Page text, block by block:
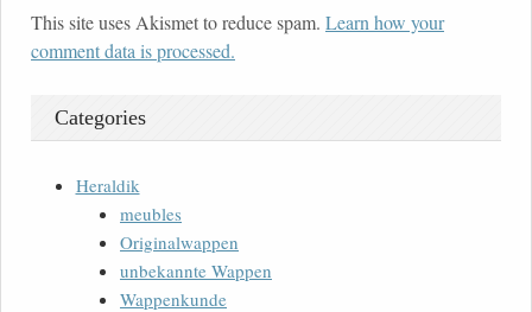
This site uses Akismet to reduce spam. Learn how your
comment data is processed.
Categories
Heraldik
meubles
Originalwappen
unbekannte Wappen
Wappenkunde